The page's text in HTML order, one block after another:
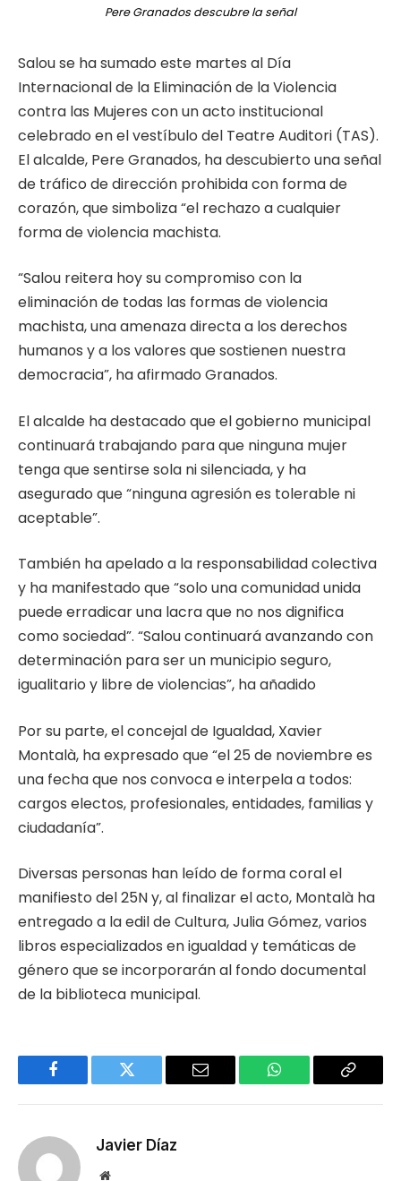
Pere Granados descubre la señal
Salou se ha sumado este martes al Día
Internacional de la Eliminación de la Violencia
contra las Mujeres con un acto institucional
celebrado en el vestíbulo del Teatre Auditori (TAS).
El alcalde, Pere Granados, ha descubierto una señal
de tráfico de dirección prohibida con forma de
corazón, que simboliza “el rechazo a cualquier
forma de violencia machista.
“Salou reitera hoy su compromiso con la
eliminación de todas las formas de violencia
machista, una amenaza directa a los derechos
humanos y a los valores que sostienen nuestra
democracia”, ha afirmado Granados.
El alcalde ha destacado que el gobierno municipal
continuará trabajando para que ninguna mujer
tenga que sentirse sola ni silenciada, y ha
asegurado que “ninguna agresión es tolerable ni
aceptable”.
También ha apelado a la responsabilidad colectiva
y ha manifestado que “solo una comunidad unida
puede erradicar una lacra que no nos dignifica
como sociedad”. “Salou continuará avanzando con
determinación para ser un municipio seguro,
igualitario y libre de violencias”, ha añadido
Por su parte, el concejal de Igualdad, Xavier
Montalà, ha expresado que “el 25 de noviembre es
una fecha que nos convoca e interpela a todos:
cargos electos, profesionales, entidades, familias y
ciudadanía”.
Diversas personas han leído de forma coral el
manifiesto del 25N y, al finalizar el acto, Montalà ha
entregado a la edil de Cultura, Julia Gómez, varios
libros especializados en igualdad y temáticas de
género que se incorporarán al fondo documental
de la biblioteca municipal.
Facebook Twitter Email WhatsApp Copy
Javier Díaz
Website